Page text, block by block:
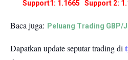
Support1: 1.1665 Support 2:
Baca juga: Peluang Trading GBP/
Dapatkan update seputar trading di